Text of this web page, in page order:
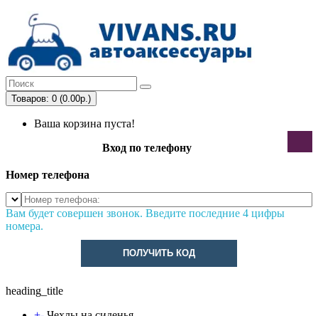
Товаров: 0 (0.00р.)
Ваша корзина пуста!
Вход по телефону
Номер телефона
Вам будет совершен звонок. Введите последние 4 цифры
номера.
ПОЛУЧИТЬ КОД
heading_title